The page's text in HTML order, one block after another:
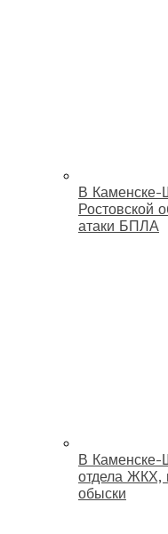
В Каменске-
Ростовской
атаки БПЛА
В Каменске-
отдела ЖКХ,
обыски